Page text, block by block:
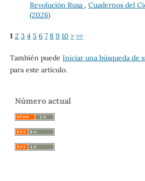
Revolución Rusa , Cuadernos del
(2026)
1 2 3 4 5 6 7 8 9 10 > >>
También puede Iniciar una búsqueda de
para este artículo.
Número actual